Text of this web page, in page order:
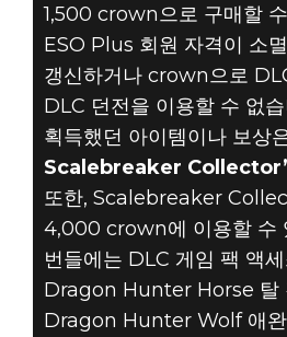
1,500 crown으로 구매할
ESO Plus 회원 자격이 소
갱신하거나 crown으로
DLC 던전을 이용할 수 없
획득했던 아이템이나 보상
Scalebreaker
또한, Scalebreaker
4,000 crown에 이용할 수
번들에는 DLC 게임 팩 액
Dragon Hunter Horse 탈
Dragon Hunter Wolf 애